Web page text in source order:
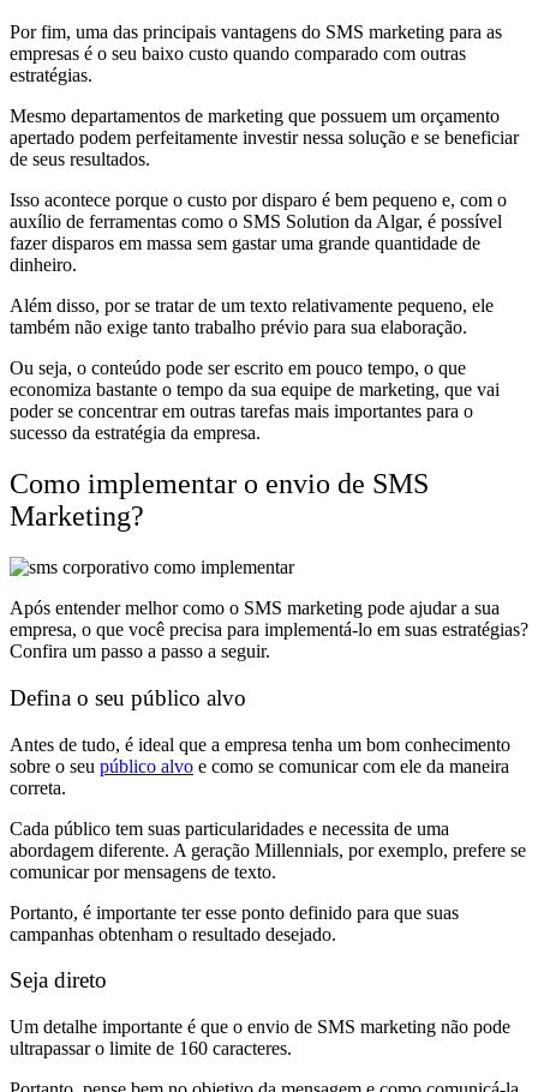
Por fim, uma das principais vantagens do SMS marketing para as
empresas é o seu baixo custo quando comparado com outras
estratégias.
Mesmo departamentos de marketing que possuem um orçamento
apertado podem perfeitamente investir nessa solução e se beneficiar
de seus resultados.
Isso acontece porque o custo por disparo é bem pequeno e, com o
auxílio de ferramentas como o SMS Solution da Algar, é possível
fazer disparos em massa sem gastar uma grande quantidade de
dinheiro.
Além disso, por se tratar de um texto relativamente pequeno, ele
também não exige tanto trabalho prévio para sua elaboração.
Ou seja, o conteúdo pode ser escrito em pouco tempo, o que
economiza bastante o tempo da sua equipe de marketing, que vai
poder se concentrar em outras tarefas mais importantes para o
sucesso da estratégia da empresa.
Como implementar o envio de SMS
Marketing?
Após entender melhor como o SMS marketing pode ajudar a sua
empresa, o que você precisa para implementá-lo em suas estratégias?
Confira um passo a passo a seguir.
Defina o seu público alvo
Antes de tudo, é ideal que a empresa tenha um bom conhecimento
sobre o seu público alvo e como se comunicar com ele da maneira
correta.
Cada público tem suas particularidades e necessita de uma
abordagem diferente. A geração Millennials, por exemplo, prefere se
comunicar por mensagens de texto.
Portanto, é importante ter esse ponto definido para que suas
campanhas obtenham o resultado desejado.
Seja direto
Um detalhe importante é que o envio de SMS marketing não pode
ultrapassar o limite de 160 caracteres.